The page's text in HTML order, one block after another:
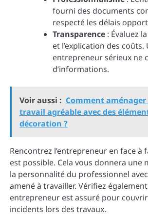
fourni des documents
respecté les délais
Transparence : Évaluez
et l’explication des coûts.
entrepreneur sérieux ne
d’informations.
Voir aussi : Comment aménager
travail agréable avec des
décoration ?
Rencontrez l’entrepreneur en face à
est possible. Cela vous donnera une
la personnalité du professionnel
amené à travailler. Vérifiez
entrepreneur est assuré pour couvrir
incidents lors des travaux.